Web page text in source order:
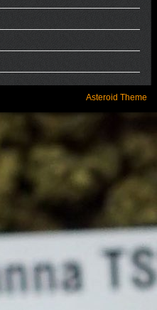
Asteroid Theme